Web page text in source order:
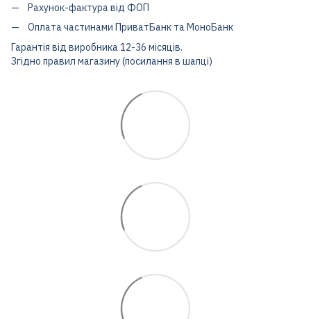
Рахунок-фактура від ФОП
Оплата частинами ПриватБанк та МоноБанк
Гарантія від виробника 12-36 місяців.
Згідно правил магазину (посилання в шапці)